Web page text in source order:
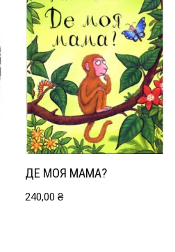
ДЕ МОЯ МАМА?
240,00₴